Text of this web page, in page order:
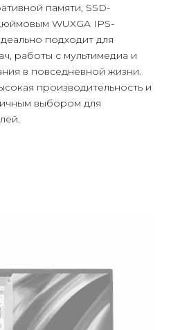
памяти, SSD-
WUXGA IPS-
подходит для
работы с мультимедиа и
в повседневной жизни.
производительность и
выбором для